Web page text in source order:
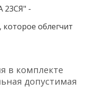
-
облегчит
в комплекте
допустимая